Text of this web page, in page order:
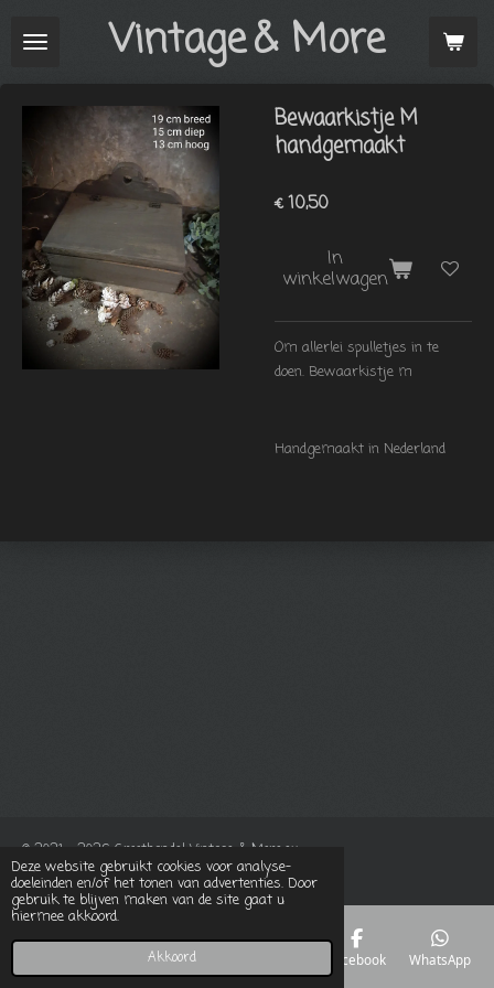
Deze website gebruikt cookies voor analyse-
doeleinden en/of het tonen van advertenties. Door
gebruik te blijven maken van de site gaat u
hiermee akkoord.
Akkoord
direct
Vintage& More
Bewaarkistje M
handgemaakt
€ 10,50
In
winkelwagen
Om allerlei spulletjes in te
doen. Bewaarkistje m
Handgemaakt in Nederland
© 2021 - 2026 Groothandel Vintage & More.eu
Powered byJouwWeb
Telefoonnummer Facebook WhatsApp